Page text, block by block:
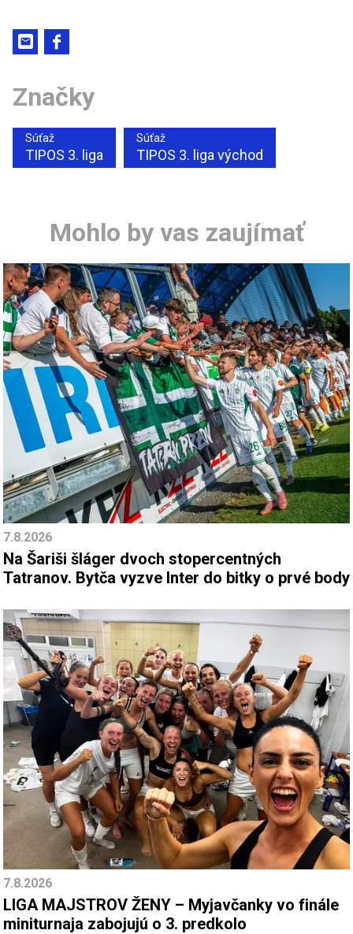
Značky
Súťaž
TIPOS 3. liga
Súťaž
TIPOS 3. liga východ
Mohlo by vas zaujímať
7.8.2026
Na Šariši šláger dvoch stopercentných
Tatranov. Bytča vyzve Inter do bitky o prvé body
7.8.2026
LIGA MAJSTROV ŽENY – Myjavčanky vo finále
miniturnaja zabojujú o 3. predkolo